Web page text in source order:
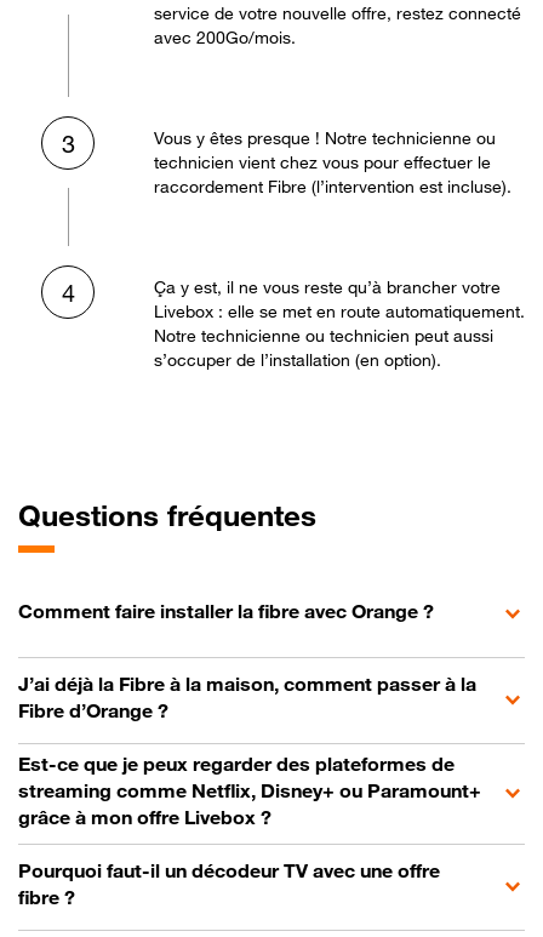
service de votre nouvelle offre, restez connecté
avec 200Go/mois.
3
Vous y êtes presque ! Notre technicienne ou
technicien vient chez vous pour effectuer le
raccordement Fibre (l’intervention est incluse).
4
Ça y est, il ne vous reste qu’à brancher votre
Livebox : elle se met en route automatiquement.
Notre technicienne ou technicien peut aussi
s’occuper de l’installation (en option).
Questions fréquentes
Comment faire installer la fibre avec Orange ?
J’ai déjà la Fibre à la maison, comment passer à la
Fibre d’Orange ?
Est-ce que je peux regarder des plateformes de
streaming comme Netflix, Disney+ ou Paramount+
grâce à mon offre Livebox ?
Pourquoi faut-il un décodeur TV avec une offre
fibre ?